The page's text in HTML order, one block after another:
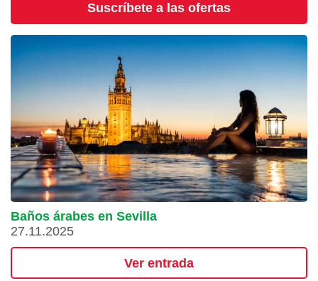
Suscríbete a las ofertas
Baños árabes en Sevilla
27.11.2025
Ver entrada